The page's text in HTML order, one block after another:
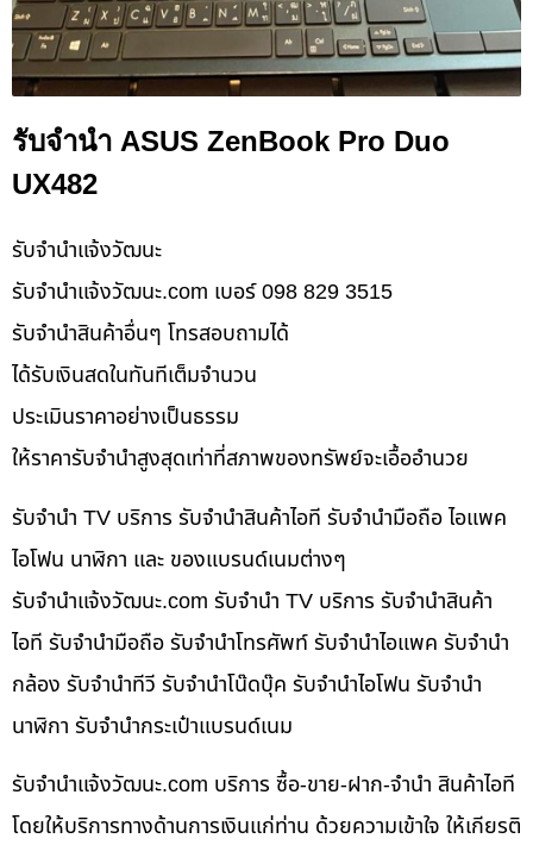
รับจำนำ ASUS ZenBook Pro Duo
UX482
รับจํานําแจ้งวัฒนะ
รับจํานําแจ้งวัฒนะ.com เบอร์ 098 829 3515
รับจำนำสินค้าอื่นๆ โทรสอบถามได้
ได้รับเงินสดในทันทีเต็มจำนวน
ประเมินราคาอย่างเป็นธรรม
ให้ราคารับจำนำสูงสุดเท่าที่สภาพของทรัพย์จะเอื้ออำนวย
รับจำนำ TV บริการ รับจำนำสินค้าไอที รับจำนำมือถือ ไอแพค
ไอโฟน นาฬิกา และ ของแบรนด์เนมต่างๆ
รับจํานําแจ้งวัฒนะ.com รับจำนำ TV บริการ รับจำนำสินค้า
ไอที รับจำนำมือถือ รับจำนำโทรศัพท์ รับจำนำไอแพค รับจำนำ
กล้อง รับจำนำทีวี รับจำนำโน๊ดบุ๊ค รับจำนำไอโฟน รับจำนำ
นาฬิกา รับจำนำกระเป๋าแบรนด์เนม
รับจํานําแจ้งวัฒนะ.com บริการ ซื้อ-ขาย-ฝาก-จำนำ สินค้าไอที
โดยให้บริการทางด้านการเงินแก่ท่าน ด้วยความเข้าใจ ให้เกียรติ